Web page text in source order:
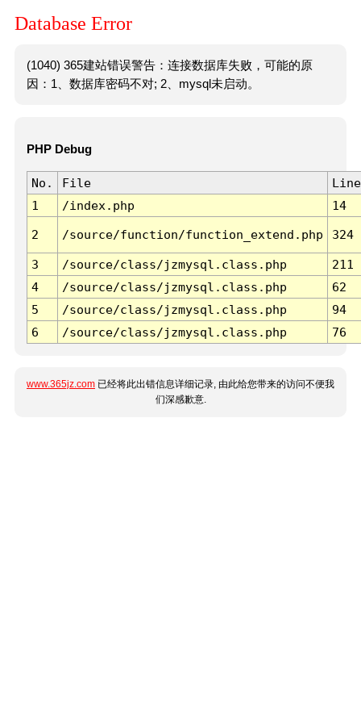
Database Error
(1040) 365建站错误警告：连接数据库失败，可能的原
因：1、数据库密码不对; 2、mysql未启动。
PHP Debug
No. File
Line
1
/index.php 14
2 /source/function/function_extend.php 324
3 /source/class/jzmysql.class.php
211
4
/source/class/jzmysql.class.php
62
5
/source/class/jzmysql.class.php
94
6
/source/class/jzmysql.class.php 76
www.365jz.com 已经将此出错信息详细记录, 由此给您带来的访问不便我
们深感歉意.